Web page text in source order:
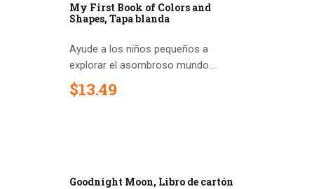
My First Book of Colors and
Shapes, Tapa blanda
Ayude a los niños pequeños a
explorar el asombroso mundo...
$13.49
Goodnight Moon, Libro de cartón